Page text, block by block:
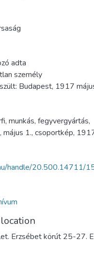
adta
személy
Budapest, 1917
, munkás, fegyvergyártás,
, május 1., csoportkép,
handle/20.500.14711/
Erzsébet körút 25-27.